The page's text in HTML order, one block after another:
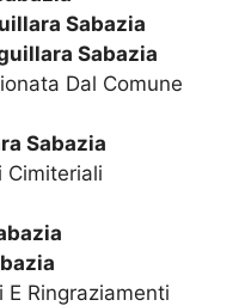
Sabazia
Sabazia
Dal Comune
Sabazia
Cimiteriali
Ringraziamenti